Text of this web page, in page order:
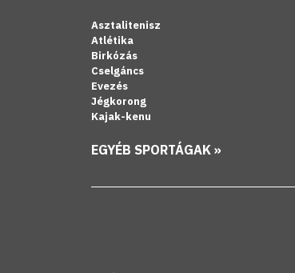
Asztalitenisz
Atlétika
Birkózás
Cselgáncs
Evezés
Jégkorong
Kajak-kenu
EGYÉB SPORTÁGAK »